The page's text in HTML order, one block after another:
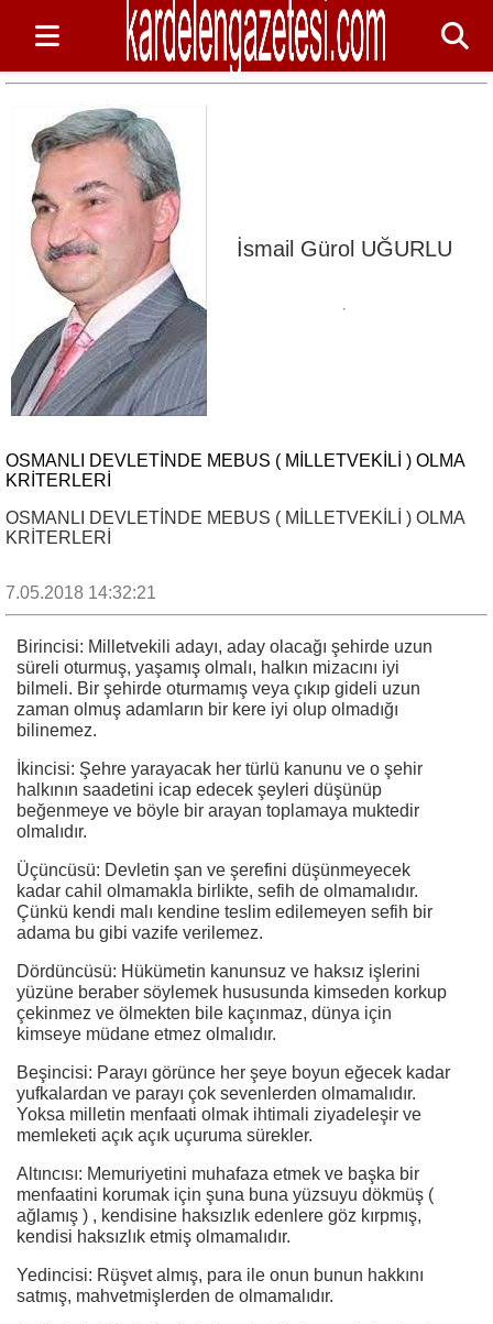
İsmail Gürol UĞURLU
OSMANLI DEVLETİNDE MEBUS ( MİLLETVEKİLİ ) OLMA
KRİTERLERİ
OSMANLI DEVLETİNDE MEBUS ( MİLLETVEKİLİ ) OLMA
KRİTERLERİ
7.05.2018 14:32:21
Birincisi: Milletvekili adayı, aday olacağı şehirde uzun
süreli oturmuş, yaşamış olmalı, halkın mizacını iyi
bilmeli. Bir şehirde oturmamış veya çıkıp gideli uzun
zaman olmuş adamların bir kere iyi olup olmadığı
bilinemez.
İkincisi: Şehre yarayacak her türlü kanunu ve o şehir
halkının saadetini icap edecek şeyleri düşünüp
beğenmeye ve böyle bir arayan toplamaya muktedir
olmalıdır.
Üçüncüsü: Devletin şan ve şerefini düşünmeyecek
kadar cahil olmamakla birlikte, sefih de olmamalıdır.
Çünkü kendi malı kendine teslim edilemeyen sefih bir
adama bu gibi vazife verilemez.
Dördüncüsü: Hükümetin kanunsuz ve haksız işlerini
yüzüne beraber söylemek hususunda kimseden korkup
çekinmez ve ölmekten bile kaçınmaz, dünya için
kimseye müdane etmez olmalıdır.
Beşincisi: Parayı görünce her şeye boyun eğecek kadar
yufkalardan ve parayı çok sevenlerden olmamalıdır.
Yoksa milletin menfaati olmak ihtimali ziyadeleşir ve
memleketi açık açık uçuruma sürekler.
Altıncısı: Memuriyetini muhafaza etmek ve başka bir
menfaatini korumak için şuna buna yüzsuyu dökmüş (
ağlamış ) , kendisine haksızlık edenlere göz kırpmış,
kendisi haksızlık etmiş olmamalıdır.
Yedincisi: Rüşvet almış, para ile onun bunun hakkını
satmış, mahvetmişlerden de olmamalıdır.